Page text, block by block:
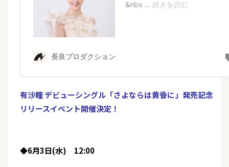
有沙瞳 デビューシングル「さよならは黄昏に」発売記念
リリースイベント開催決定！
◆6月3日(水) 12:00